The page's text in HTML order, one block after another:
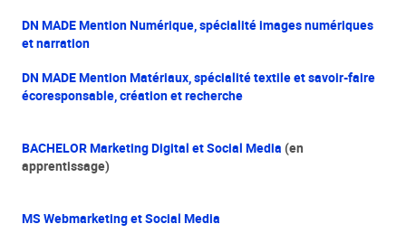
DN MADE Mention Numérique, spécialité images numériques
et narration
DN MADE Mention Matériaux, spécialité textile et savoir-faire
écoresponsable, création et recherche
BACHELOR Marketing Digital et Social Media (en
apprentissage)
MS Webmarketing et Social Media